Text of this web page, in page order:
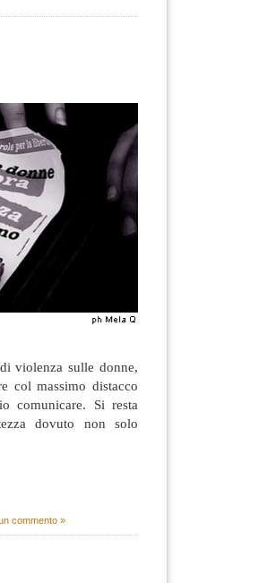
violenza sulle donne,
col massimo distacco
comunicare. Si resta
dovuto non solo
commento »